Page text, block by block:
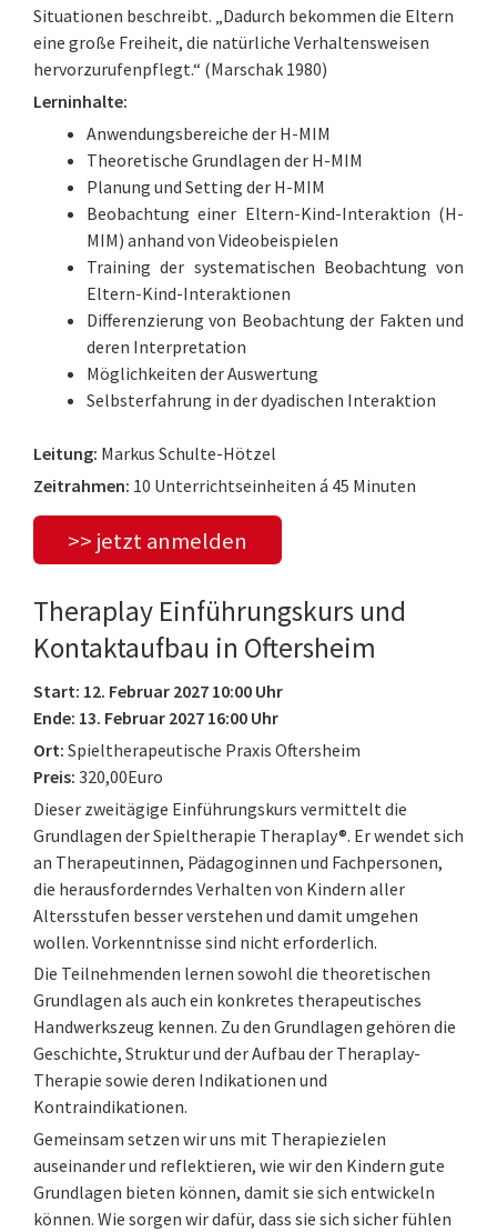
Situationen beschreibt. „Dadurch bekommen die Eltern
eine große Freiheit, die natürliche Verhaltensweisen
hervorzurufenpflegt.“ (Marschak 1980)
Lerninhalte:
Anwendungsbereiche der H-MIM
Theoretische Grundlagen der H-MIM
Planung und Setting der H-MIM
Beobachtung einer Eltern-Kind-Interaktion (H-
MIM) anhand von Videobeispielen
Training der systematischen Beobachtung von
Eltern-Kind-Interaktionen
Differenzierung von Beobachtung der Fakten und
deren Interpretation
Möglichkeiten der Auswertung
Selbsterfahrung in der dyadischen Interaktion
Leitung: Markus Schulte-Hötzel
Zeitrahmen: 10 Unterrichtseinheiten á 45 Minuten
>> jetzt anmelden
Theraplay Einführungskurs und
Kontaktaufbau in Oftersheim
Start: 12. Februar 2027 10:00 Uhr
Ende: 13. Februar 2027 16:00 Uhr
Ort: Spieltherapeutische Praxis Oftersheim
Preis: 320,00Euro
Dieser zweitägige Einführungskurs vermittelt die
Grundlagen der Spieltherapie Theraplay®. Er wendet sich
an Therapeutinnen, Pädagoginnen und Fachpersonen,
die herausforderndes Verhalten von Kindern aller
Altersstufen besser verstehen und damit umgehen
wollen. Vorkenntnisse sind nicht erforderlich.
Die Teilnehmenden lernen sowohl die theoretischen
Grundlagen als auch ein konkretes therapeutisches
Handwerkszeug kennen. Zu den Grundlagen gehören die
Geschichte, Struktur und der Aufbau der Theraplay-
Therapie sowie deren Indikationen und
Kontraindikationen.
Gemeinsam setzen wir uns mit Therapiezielen
auseinander und reflektieren, wie wir den Kindern gute
Grundlagen bieten können, damit sie sich entwickeln
können. Wie sorgen wir dafür, dass sie sich sicher fühlen